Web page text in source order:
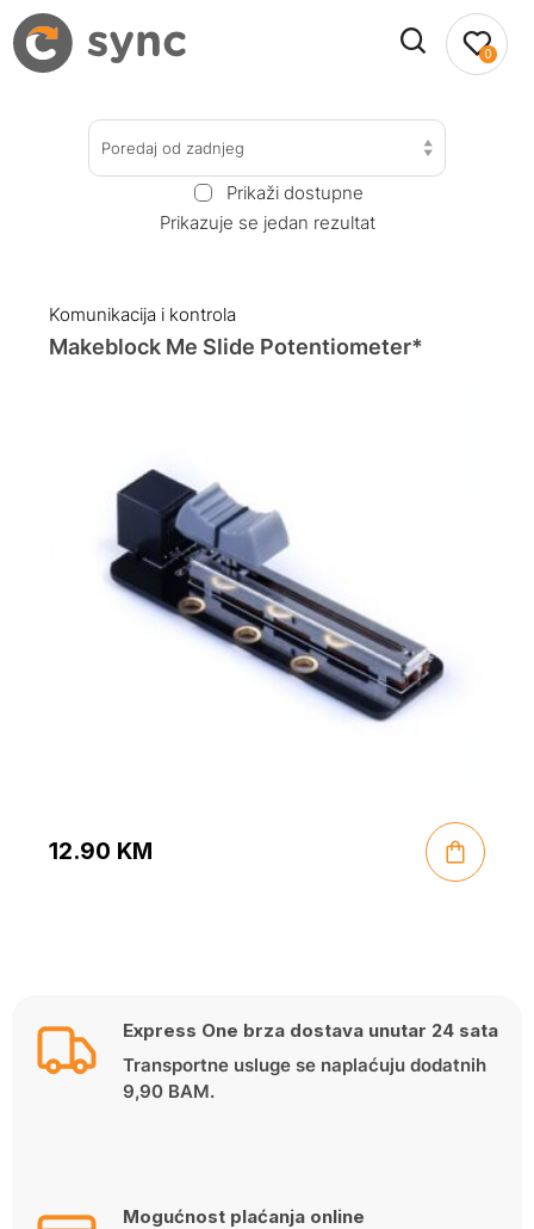
0
Poredaj od zadnjeg
Prikaži dostupne
Prikazuje se jedan rezultat
Komunikacija i kontrola
Makeblock Me Slide Potentiometer*
12.90 KM
Express One brza dostava unutar 24 sata
Transportne usluge se naplaćuju dodatnih
9,90 BAM.
Mogućnost plaćanja online